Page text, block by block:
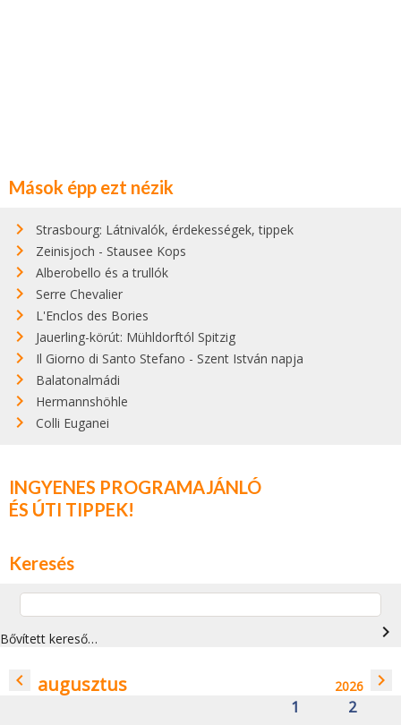
Mások épp ezt nézik
Strasbourg: Látnivalók, érdekességek, tippek
Zeinisjoch - Stausee Kops
Alberobello és a trullók
Serre Chevalier
L'Enclos des Bories
Jauerling-körút: Mühldorftól Spitzig
Il Giorno di Santo Stefano - Szent István napja
Balatonalmádi
Hermannshöhle
Colli Euganei
INGYENES PROGRAMAJÁNLÓ
ÉS ÚTI TIPPEK!
Keresés
Bővített kereső… navigate_next
navigate_before augusztus 2026 navigate_next
1
2